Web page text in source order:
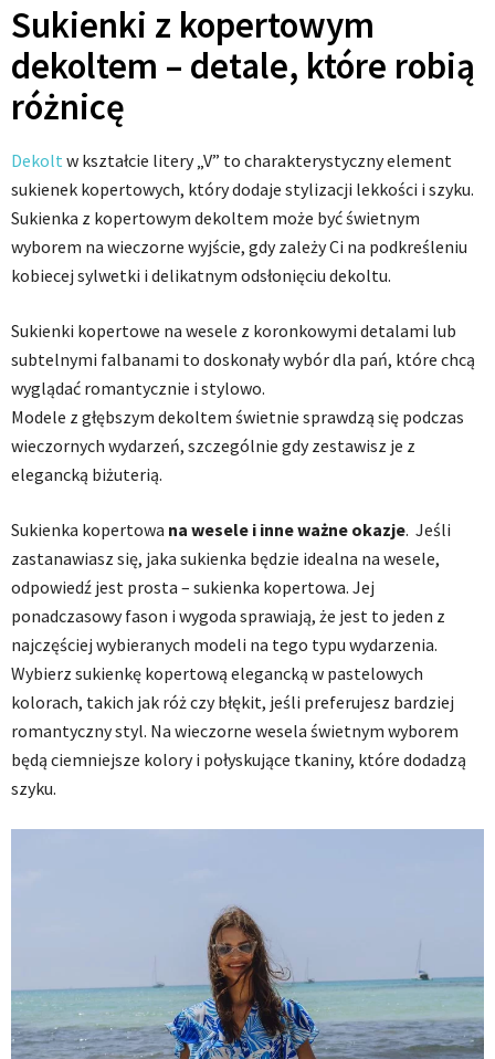
Sukienki z kopertowym
dekoltem – detale, które robią
różnicę
Dekolt w kształcie litery „V” to charakterystyczny element
sukienek kopertowych, który dodaje stylizacji lekkości i szyku.
Sukienka z kopertowym dekoltem może być świetnym
wyborem na wieczorne wyjście, gdy zależy Ci na podkreśleniu
kobiecej sylwetki i delikatnym odsłonięciu dekoltu.
Sukienki kopertowe na wesele z koronkowymi detalami lub
subtelnymi falbanami to doskonały wybór dla pań, które chcą
wyglądać romantycznie i stylowo.
Modele z głębszym dekoltem świetnie sprawdzą się podczas
wieczornych wydarzeń, szczególnie gdy zestawisz je z
elegancką biżuterią.
Sukienka kopertowa na wesele i inne ważne okazje. Jeśli
zastanawiasz się, jaka sukienka będzie idealna na wesele,
odpowiedź jest prosta – sukienka kopertowa. Jej
ponadczasowy fason i wygoda sprawiają, że jest to jeden z
najczęściej wybieranych modeli na tego typu wydarzenia.
Wybierz sukienkę kopertową elegancką w pastelowych
kolorach, takich jak róż czy błękit, jeśli preferujesz bardziej
romantyczny styl. Na wieczorne wesela świetnym wyborem
będą ciemniejsze kolory i połyskujące tkaniny, które dodadzą
szyku.